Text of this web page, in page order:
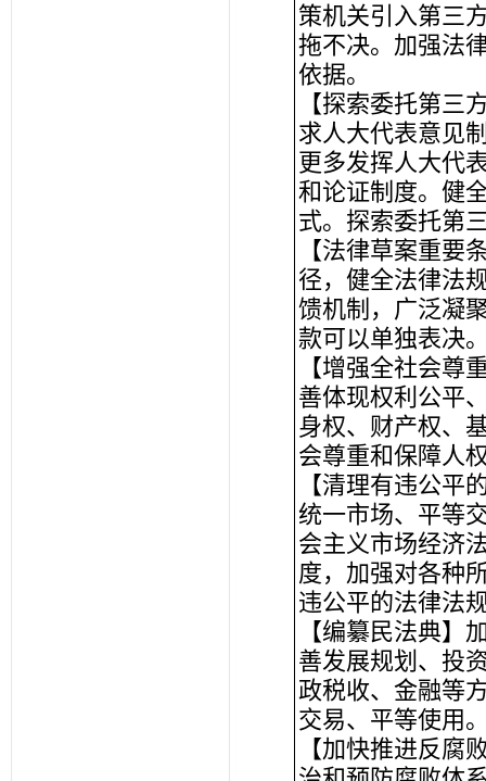
策机关引入第三
拖不决。加强法
依据。
【探索委托第三
求人大代表意见
更多发挥人大代
和论证制度。健
式。探索委托第
【法律草案重要
径，健全法律法
馈机制，广泛凝
款可以单独表决
【增强全社会尊
善体现权利公平
身权、财产权、
会尊重和保障人
【清理有违公平
统一市场、平等
会主义市场经济
度，加强对各种
违公平的法律法
【编纂民法典】
善发展规划、投
政税收、金融等
交易、平等使用
【加快推进反腐